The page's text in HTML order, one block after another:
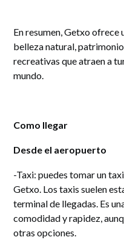
En resumen, Getxo ofrece
belleza natural,
recreativas que atraen a
mundo.
Como llegar
Desde el aeropuerto
-Taxi: puedes tomar un
Getxo. Los taxis suelen
terminal de llegadas. Es
comodidad y rapidez,
otras opciones.